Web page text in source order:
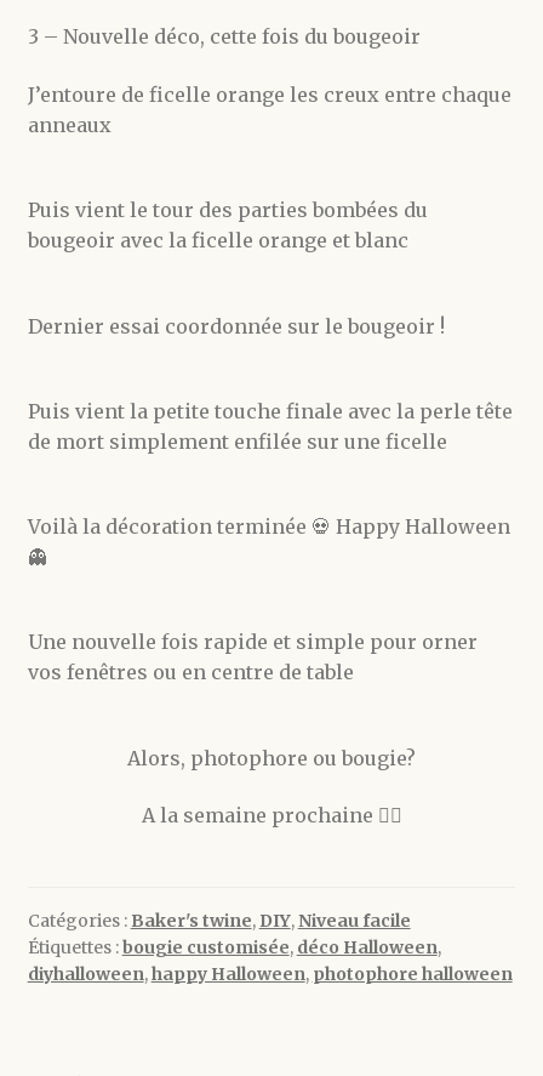
3 – Nouvelle déco, cette fois du bougeoir
J’entoure de ficelle orange les creux entre chaque
anneaux
Puis vient le tour des parties bombées du
bougeoir avec la ficelle orange et blanc
Dernier essai coordonnée sur le bougeoir !
Puis vient la petite touche finale avec la perle tête
de mort simplement enfilée sur une ficelle
Voilà la décoration terminée 💀 Happy Halloween
👻
Une nouvelle fois rapide et simple pour orner
vos fenêtres ou en centre de table
Alors, photophore ou bougie?
A la semaine prochaine 🧛‍♀️
Catégories : Baker's twine, DIY,Niveau facile
Étiquettes :bougie customisée, déco Halloween,
diyhalloween,happy Halloween, photophore halloween